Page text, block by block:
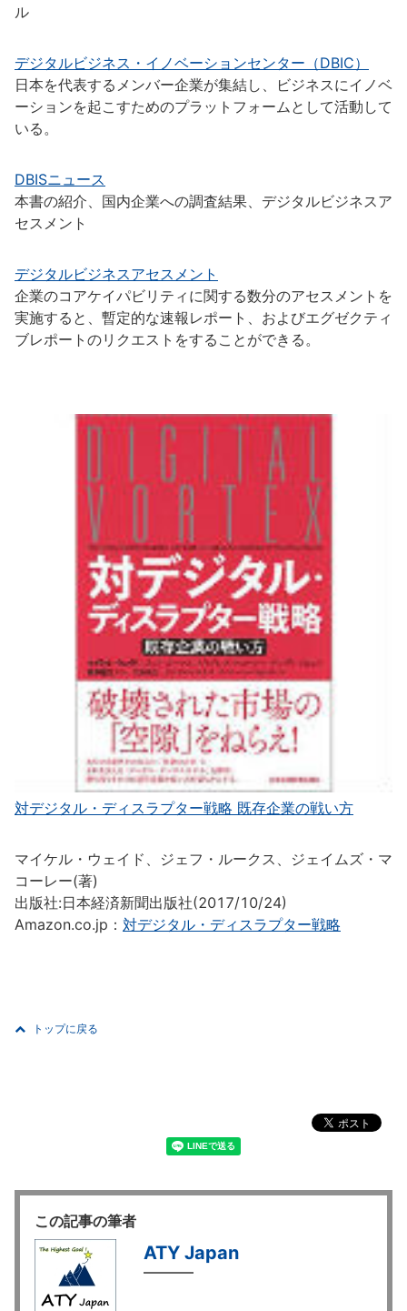
ル
デジタルビジネス・イノベーションセンター（DBIC）
日本を代表するメンバー企業が集結し、ビジネスにイノベ
ーションを起こすためのプラットフォームとして活動して
いる。
DBISニュース
本書の紹介、国内企業への調査結果、デジタルビジネスア
セスメント
デジタルビジネスアセスメント
企業のコアケイパビリティに関する数分のアセスメントを
実施すると、暫定的な速報レポート、およびエグゼクティ
ブレポートのリクエストをすることができる。
対デジタル・ディスラプター戦略 既存企業の戦い方
マイケル・ウェイド、ジェフ・ルークス、ジェイムズ・マ
コーレー(著)
出版社:日本経済新聞出版社(2017/10/24)
Amazon.co.jp： 対デジタル・ディスラプター戦略
トップに戻る
この記事の筆者
ATY Japan